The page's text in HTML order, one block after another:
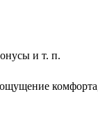
и т. п.